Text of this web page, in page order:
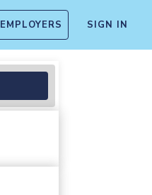
EMPLOYERS SIGN IN